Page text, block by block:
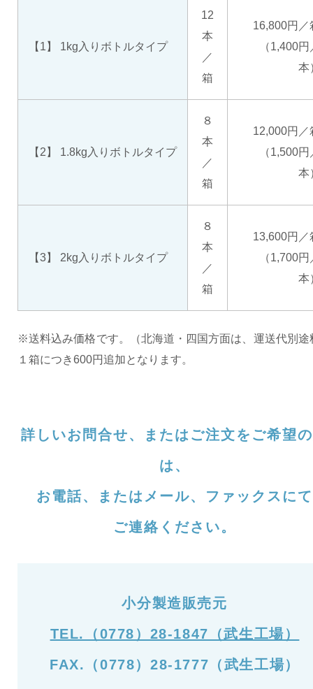
【1】 1kg入りボトルタイプ
12
本
／
箱
16,800円／
（1,400円
本
【2】 1.8kg入りボトルタイプ
８
本
／
箱
12,000円／
（1,500円
本
【3】 2kg入りボトルタイプ
８
本
／
箱
13,600円／
（1,700円
本
※送料込み価格です。（北海道・四国方面は、運送代別途
１箱につき600円追加となります。
詳しいお問合せ、またはご注文をご希望
は、
お電話、またはメール、ファックスにて
ご連絡ください。
小分製造販売元
TEL.（0778）28-1847（武生工場）
FAX.（0778）28-1777（武生工場）